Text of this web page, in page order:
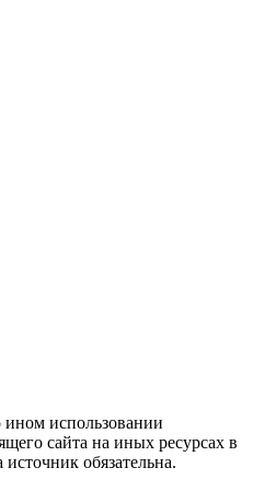
ином использовании
сайта на иных ресурсах в
обязательна.